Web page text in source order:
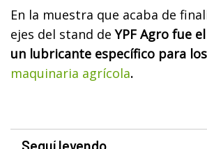
En la muestra que acaba de
ejes del stand deYPF Agro fue
un lubricante específico para
maquinaria agrícola.
Seguí leyendo